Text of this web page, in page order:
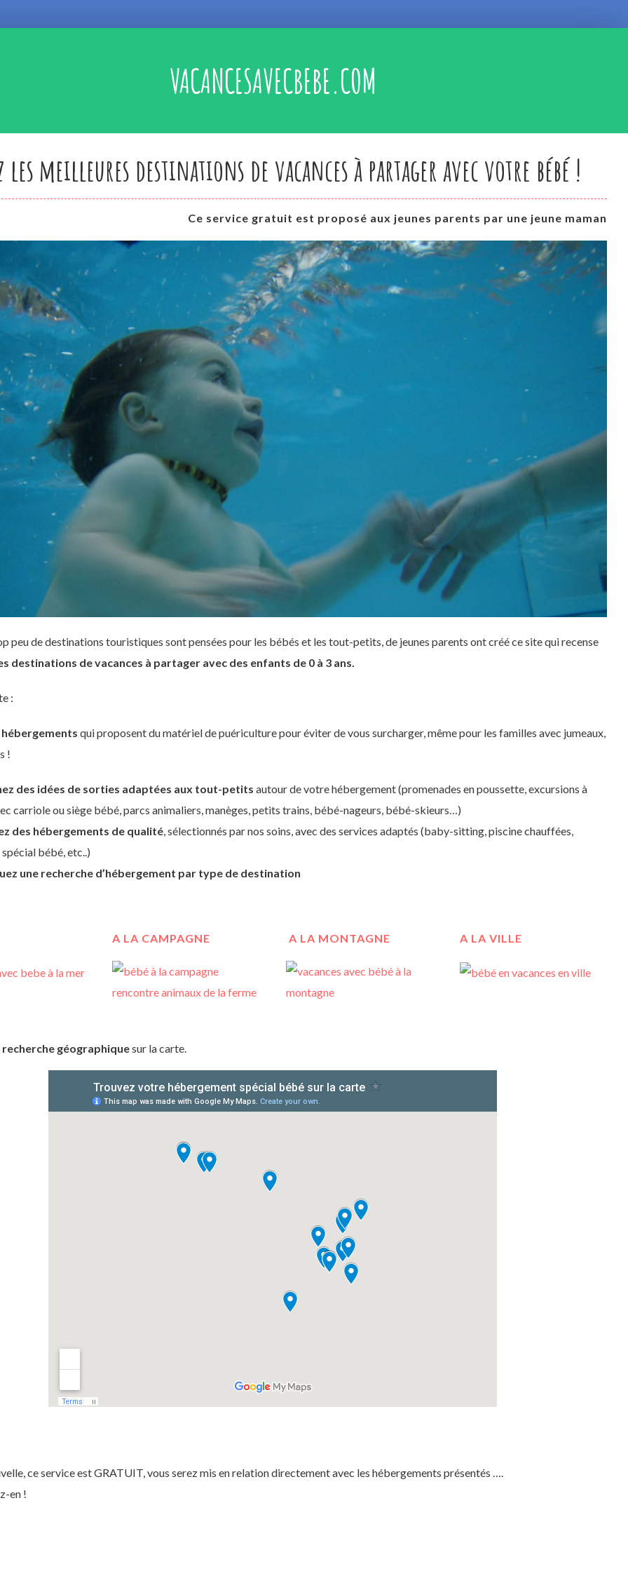
VACANCESAVECBEBE.COM
les meilleures destinations de vacances à partager avec votre bébé !
Ce service gratuit est proposé aux jeunes parents par une jeune maman
peu de destinations touristiques sont pensées pour les bébés et les tout-petits, de jeunes parents ont créé ce site qui recense
destinations de vacances à partager avec des enfants de 0 à 3 ans.
:
hébergements qui proposent du matériel de puériculture pour éviter de vous surcharger, même pour les familles avec jumeaux,
!
des idées de sorties adaptées aux tout-petits autour de votre hébergement (promenades en poussette, excursions à
carriole ou siège bébé, parcs animaliers, manèges, petits trains, bébé-nageurs, bébé-skieurs…)
des hébergements de qualité, sélectionnés par nos soins, avec des services adaptés (baby-sitting, piscine chauffées,
bébé, etc..)
une recherche d’hébergement par type de destination
A LA CAMPAGNE A LA MONTAGNE A LA VILLE
recherche géographiquesur la carte.
ce service est GRATUIT, vous serez mis en relation directement avec les hébergements présentés ….
en !